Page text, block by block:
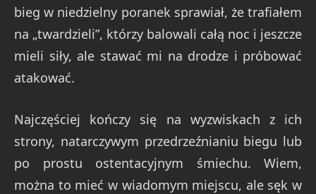
bieg w niedzielny poranek sprawiał, że trafiałem
na „twardzieli”, którzy balowali całą noc i jeszcze
mieli siły, ale stawać mi na drodze i próbować
atakować.
Najczęściej kończy się na wyzwiskach z ich
strony, natarczywym przedrzeźnianiu biegu lub
po prostu ostentacyjnym śmiechu. Wiem,
można to mieć w wiadomym miejscu, ale sęk w